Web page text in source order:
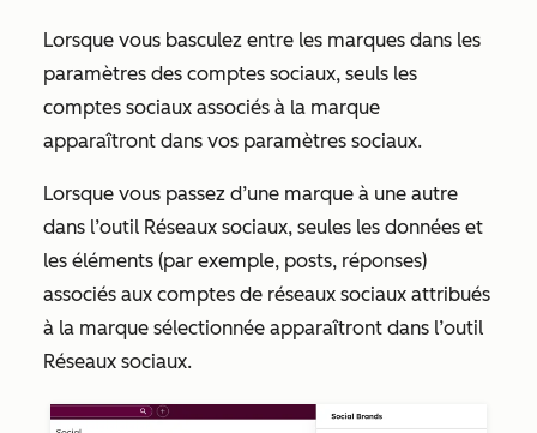
Lorsque vous basculez entre les marques dans les
paramètres des comptes sociaux, seuls les
comptes sociaux associés à la marque
apparaîtront dans vos paramètres sociaux.
Lorsque vous passez d’une marque à une autre
dans l’outil Réseaux sociaux, seules les données et
les éléments (par exemple, posts, réponses)
associés aux comptes de réseaux sociaux attribués
à la marque sélectionnée apparaîtront dans l’outil
Réseaux sociaux.